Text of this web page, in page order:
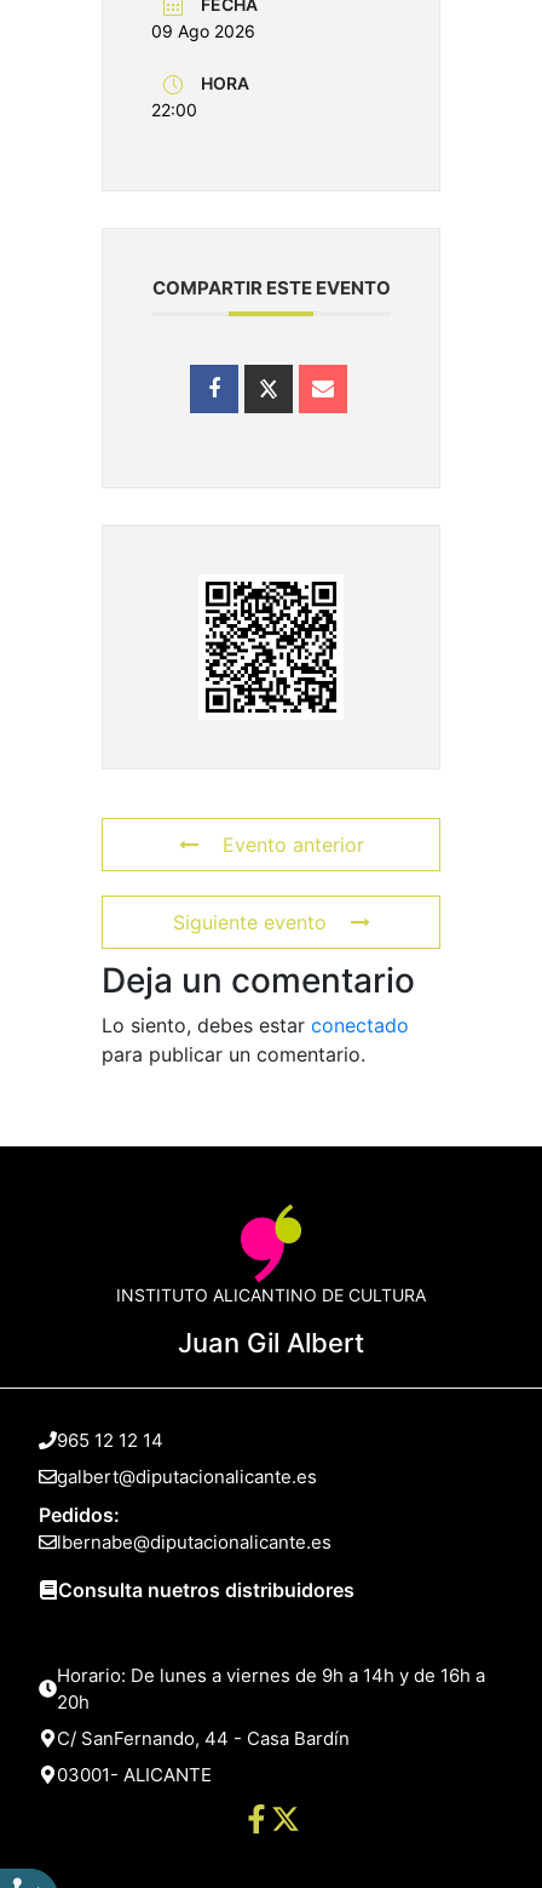
FECHA
09 Ago 2026
HORA
22:00
COMPARTIR ESTE EVENTO
Evento anterior
Siguiente evento
Deja un comentario
Lo siento, debes estar conectado
para publicar un comentario.
INSTITUTO ALICANTINO DE CULTURA
Juan Gil Albert
965 12 12 14
galbert@diputacionalicante.es
Pedidos:
lbernabe@diputacionalicante.es
Consulta nuetros distribuidores
Horario: De lunes a viernes de 9h a 14h y de 16h a
20h
C/ SanFernando, 44 - Casa Bardín
03001- ALICANTE